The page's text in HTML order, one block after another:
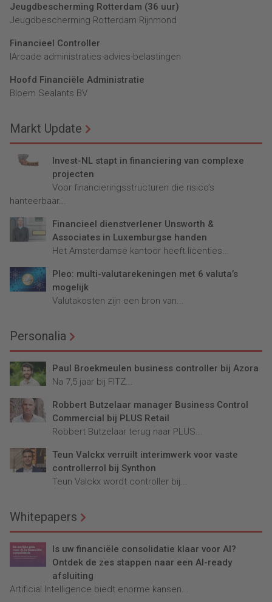
Jeugdbescherming Rotterdam (36 uur)
Jeugdbescherming Rotterdam Rijnmond
Financieel Controller
lArcade administraties-advies-belastingen
Hoofd Financiële Administratie
Bloem Sealants BV
Markt Update
Invest-NL stapt in financiering van complexe
projecten
Voor financieringsstructuren die risico’s
hanteerbaar...
Financieel dienstverlener Unsworth &
Associates in Luxemburgse handen
Het Amsterdamse kantoor heeft licenties...
Pleo: multi-valutarekeningen met 6 valuta’s
mogelijk
Valutakosten zijn een bron van...
Personalia
Paul Broekmeulen business controller bij Azora
Na 7,5 jaar bij FITZ...
Robbert Butzelaar manager Business Control
Commercial bij PLUS Retail
Robbert Butzelaar terug naar PLUS...
Teun Valckx verruilt interimwerk voor vaste
controllerrol bij Synthon
Teun Valckx wordt controller bij...
Whitepapers
Is uw financiële consolidatie klaar voor AI?
Ontdek de zes stappen naar een AI-ready
afsluiting
Artificial Intelligence biedt enorme kansen...